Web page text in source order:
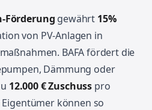
Förderung gewährt 15%
von PV-Anlagen in
BAFA fördert die
Dämmung oder
12.000 € Zuschuss pro
können so